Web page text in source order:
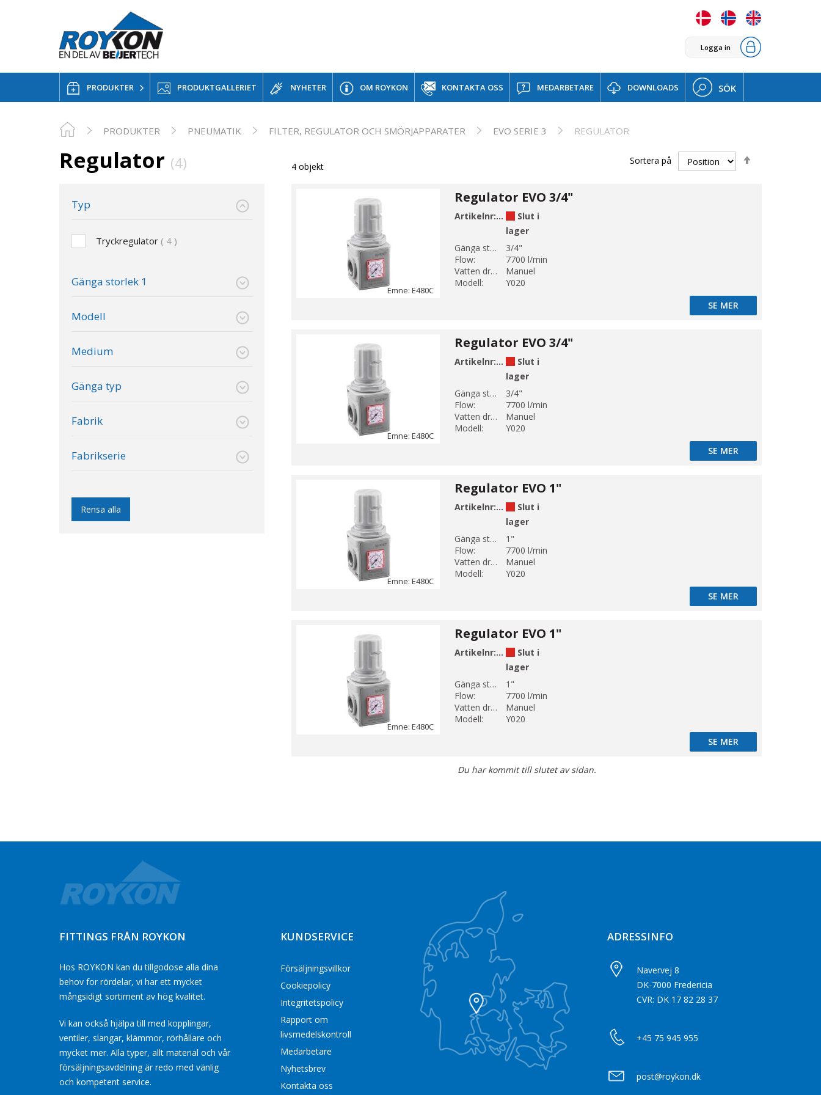
Logga in
PRODUKTER PRODUKTGALLERIET NYHETER OM ROYKON KONTAKTA OSS MEDARBETARE DOWNLOADS SÖK
PRODUKTER PNEUMATIK FILTER, REGULATOR OCH SMÖRJAPPARATER EVO SERIE 3 REGULATOR
Regulator (4)
Typ
Tryckregulator 4
Gänga storlek 1
Modell
Medium
Gänga typ
Fabrik
Fabrikserie
Rensa alla
4 objekt
Sortera på
Emne: E480C
Regulator EVO 3/4"
Artikelnr:E480-5-3C-08
Slut i
lager
Gänga storlek 1:
3/4"
Flow:
7700 l/min
Vatten dränering:
Manuel
Modell:
Y020
SE MER
Emne: E480C
Regulator EVO 3/4"
Artikelnr:E480-5-3C-12
Slut i
lager
Gänga storlek 1:
3/4"
Flow:
7700 l/min
Vatten dränering:
Manuel
Modell:
Y020
SE MER
Emne: E480C
Regulator EVO 1"
Artikelnr:E480-6-3C-08
Slut i
lager
Gänga storlek 1:
1"
Flow:
7700 l/min
Vatten dränering:
Manuel
Modell:
Y020
SE MER
Emne: E480C
Regulator EVO 1"
Artikelnr:E480-6-3C-12
Slut i
lager
Gänga storlek 1:
1"
Flow:
7700 l/min
Vatten dränering:
Manuel
Modell:
Y020
SE MER
Du har kommit till slutet av sidan.
FITTINGS FRÅN ROYKON
Hos ROYKON kan du tillgodose alla dina
behov for rördelar, vi har ett mycket
mångsidigt sortiment av hög kvalitet.
Vi kan också hjälpa till med kopplingar,
ventiler, slangar, klämmor, rörhållare och
mycket mer. Alla typer, allt material och vår
försäljningsavdelning är redo med vänlig
och kompetent service.
KUNDSERVICE
Försäljningsvillkor
Cookiepolicy
Integritetspolicy
Rapport om
livsmedelskontroll
Medarbetare
Nyhetsbrev
Kontakta oss
ADRESSINFO
Navervej 8
DK-7000 Fredericia
CVR: DK 17 82 28 37
+45 75 945 955
post@roykon.dk